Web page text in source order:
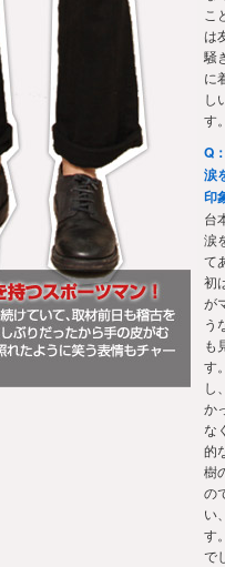
こ
は
騒
に
し
す。
Q
涙
印
台
涙
て
初
が
う
も
す
し
か
な
的
樹
の
い
す
で